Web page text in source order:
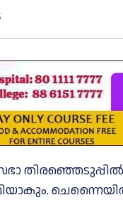
ചെന്നൈയില്‍